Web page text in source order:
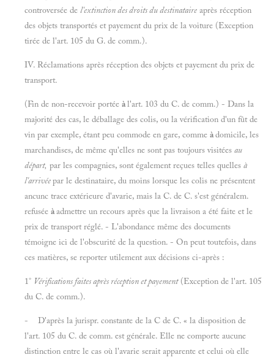
controversée de l'extinction des droits du destinataire après réception
des objets transportés et payement du prix de la voiture (Exception
tirée de l'art. 105 du G. de comm.).
IV. Réclamations après réception des objets et payement du prix de
transport.
(Fin de non-recevoir portée àl'art. 103 du C. de comm.) - Dans la
majorité des cas, le déballage des colis, ou la vérification d'un fût de
vin par exemple, étant peu commode en gare, comme àdomicile, les
marchandises, de même qu'elles ne sont pas toujours visitées au
départ, par les compagnies, sont également reçues telles quelles à
l'arrivéepar le destinataire, du moins lorsque les colis ne présentent
ancunc trace extérieure d'avarie, mais la C. de C. s'est généralem.
refusée àadmettre un recours après que la livraison a été faite et le
prix de transport réglé. - L'abondance même des documents
témoigne ici de l'obscurité de la question. - On peut toutefois, dans
ces matières, se reporter utilement aux décisions ci-après :
1° Vérifications faites après réception et payement(Exception de l'art. 105
du C. de comm.).
- D'après la jurispr. constante de la C de C. « la disposition de
l'art. 105 du C. de comm. est générale. Elle ne comporte aucune
distinction entre le cas où l'avarie serait apparente et celui où elle